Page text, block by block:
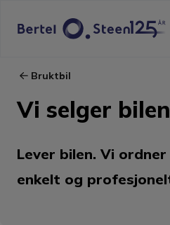
Bruktbil
Vi selger
Lever bilen. Vi
enkelt og